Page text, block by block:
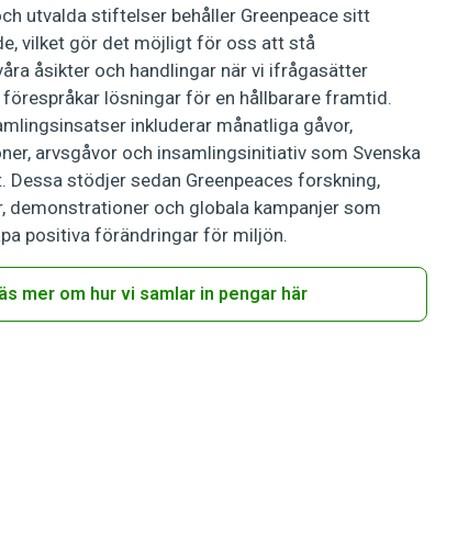
utvalda stiftelser behåller Greenpeace sitt
vilket gör det möjligt för oss att stå
åsikter och handlingar när vi ifrågasätter
lösningar för en hållbarare framtid.
inkluderar månatliga gåvor,
arvsgåvor och insamlingsinitiativ som Svenska
Dessa stödjer sedan Greenpeaces forskning,
demonstrationer och globala kampanjer som
positiva förändringar för miljön.
mer om hur vi samlar in pengar här